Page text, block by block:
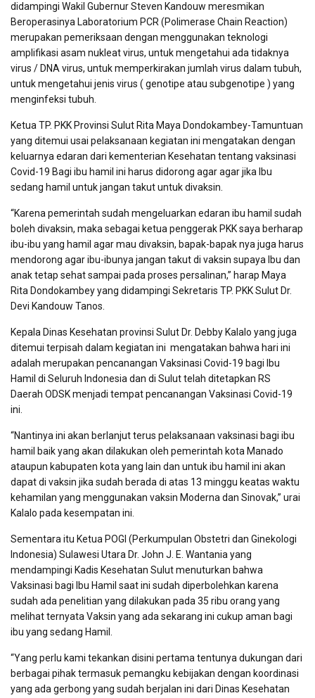
didampingi Wakil Gubernur Steven Kandouw meresmikan
Beroperasinya Laboratorium PCR (Polimerase Chain Reaction)
merupakan pemeriksaan dengan menggunakan teknologi
amplifikasi asam nukleat virus, untuk mengetahui ada tidaknya
virus / DNA virus, untuk memperkirakan jumlah virus dalam tubuh,
untuk mengetahui jenis virus ( genotipe atau subgenotipe ) yang
menginfeksi tubuh.
Ketua TP. PKK Provinsi Sulut Rita Maya Dondokambey-Tamuntuan
yang ditemui usai pelaksanaan kegiatan ini mengatakan dengan
keluarnya edaran dari kementerian Kesehatan tentang vaksinasi
Covid-19 Bagi ibu hamil ini harus didorong agar agar jika Ibu
sedang hamil untuk jangan takut untuk divaksin.
“Karena pemerintah sudah mengeluarkan edaran ibu hamil sudah
boleh divaksin, maka sebagai ketua penggerak PKK saya berharap
ibu-ibu yang hamil agar mau divaksin, bapak-bapak nya juga harus
mendorong agar ibu-ibunya jangan takut di vaksin supaya Ibu dan
anak tetap sehat sampai pada proses persalinan,” harap Maya
Rita Dondokambey yang didampingi Sekretaris TP. PKK Sulut Dr.
Devi Kandouw Tanos.
Kepala Dinas Kesehatan provinsi Sulut Dr. Debby Kalalo yang juga
ditemui terpisah dalam kegiatan ini mengatakan bahwa hari ini
adalah merupakan pencanangan Vaksinasi Covid-19 bagi Ibu
Hamil di Seluruh Indonesia dan di Sulut telah ditetapkan RS
Daerah ODSK menjadi tempat pencanangan Vaksinasi Covid-19
ini.
“Nantinya ini akan berlanjut terus pelaksanaan vaksinasi bagi ibu
hamil baik yang akan dilakukan oleh pemerintah kota Manado
ataupun kabupaten kota yang lain dan untuk ibu hamil ini akan
dapat di vaksin jika sudah berada di atas 13 minggu keatas waktu
kehamilan yang menggunakan vaksin Moderna dan Sinovak,” urai
Kalalo pada kesempatan ini.
Sementara itu Ketua POGI (Perkumpulan Obstetri dan Ginekologi
Indonesia) Sulawesi Utara Dr. John J. E. Wantania yang
mendampingi Kadis Kesehatan Sulut menuturkan bahwa
Vaksinasi bagi Ibu Hamil saat ini sudah diperbolehkan karena
sudah ada penelitian yang dilakukan pada 35 ribu orang yang
melihat ternyata Vaksin yang ada sekarang ini cukup aman bagi
ibu yang sedang Hamil.
“Yang perlu kami tekankan disini pertama tentunya dukungan dari
berbagai pihak termasuk pemangku kebijakan dengan koordinasi
yang ada gerbong yang sudah berjalan ini dari Dinas Kesehatan